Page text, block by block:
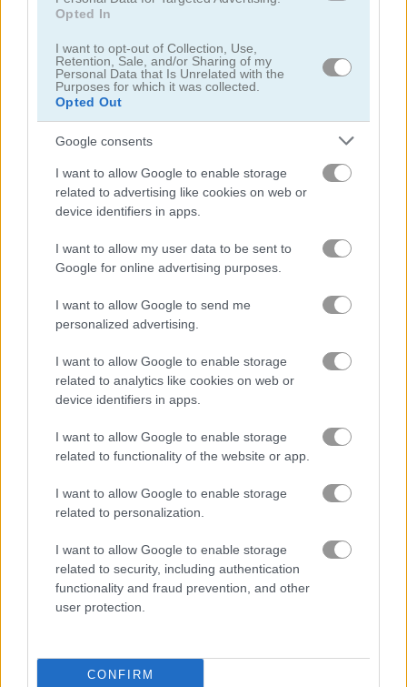
Opted In
I want to opt-out of Collection, Use,
Retention, Sale, and/or Sharing of my
Personal Data that Is Unrelated with the
Purposes for which it was collected.
Opted Out
Google consents
I want to allow Google to enable storage
related to advertising like cookies on web or
device identifiers in apps.
I want to allow my user data to be sent to
Google for online advertising purposes.
I want to allow Google to send me
personalized advertising.
I want to allow Google to enable storage
related to analytics like cookies on web or
device identifiers in apps.
I want to allow Google to enable storage
related to functionality of the website or app.
I want to allow Google to enable storage
related to personalization.
I want to allow Google to enable storage
related to security, including authentication
functionality and fraud prevention, and other
user protection.
CONFIRM
불
격투
어려움
사냥
함선
슈팅
스나이퍼
탱크
좀비
스틱맨
무료 온라인 게임 gun fest